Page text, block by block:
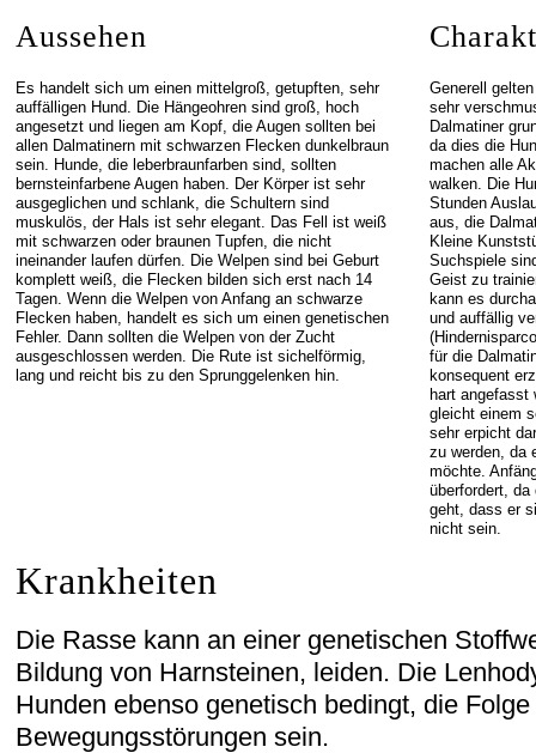
Aussehen
Es handelt sich um einen mittelgroß, getupften, sehr
auffälligen Hund. Die Hängeohren sind groß, hoch
angesetzt und liegen am Kopf, die Augen sollten bei
allen Dalmatinern mit schwarzen Flecken dunkelbraun
sein. Hunde, die leberbraunfarben sind, sollten
bernsteinfarbene Augen haben. Der Körper ist sehr
ausgeglichen und schlank, die Schultern sind
muskulös, der Hals ist sehr elegant. Das Fell ist weiß
mit schwarzen oder braunen Tupfen, die nicht
ineinander laufen dürfen. Die Welpen sind bei Geburt
komplett weiß, die Flecken bilden sich erst nach 14
Tagen. Wenn die Welpen von Anfang an schwarze
Flecken haben, handelt es sich um einen genetischen
Fehler. Dann sollten die Welpen von der Zucht
ausgeschlossen werden. Die Rute ist sichelförmig,
lang und reicht bis zu den Sprunggelenken hin.
Generell
sehr
Dalmatiner
da dies die
machen alle
walken. Die
Stunden
aus, die
Kleine
Suchspiele
Geist zu
kann es
und auffällig
für die
konsequent
hart angefasst
gleicht einem
sehr erpicht
zu werden, da
möchte.
überfordert,
geht, dass er
nicht sein.
Krankheiten
Die Rasse kann an einer genetischen
Bildung von Harnsteinen, leiden. Die
Hunden ebenso genetisch bedingt, die
Bewegungsstörungen sein.